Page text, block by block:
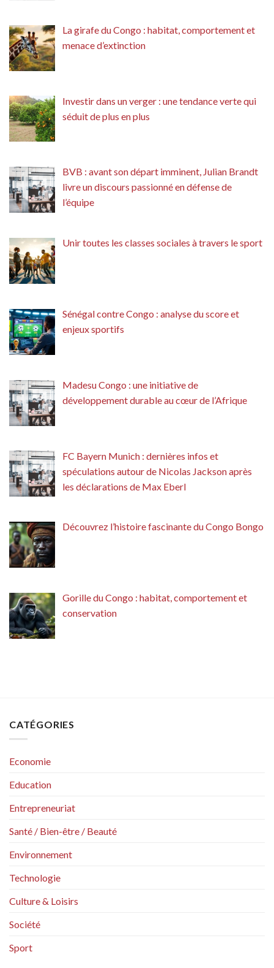
La girafe du Congo : habitat, comportement et
menace d’extinction
Investir dans un verger : une tendance verte qui
séduit de plus en plus
BVB : avant son départ imminent, Julian Brandt
livre un discours passionné en défense de
l’équipe
Unir toutes les classes sociales à travers le sport
Sénégal contre Congo : analyse du score et
enjeux sportifs
Madesu Congo : une initiative de
développement durable au cœur de l’Afrique
FC Bayern Munich : dernières infos et
spéculations autour de Nicolas Jackson après
les déclarations de Max Eberl
Découvrez l’histoire fascinante du Congo Bongo
Gorille du Congo : habitat, comportement et
conservation
CATÉGORIES
Economie
Education
Entrepreneuriat
Santé / Bien-être / Beauté
Environnement
Technologie
Culture & Loisirs
Société
Sport